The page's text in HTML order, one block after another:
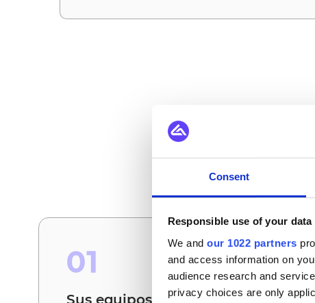
Consent
Responsible use of your data
We and our 1022 partners
and access information on
audience research and
privacy choices are only
Cómo
Estos son los
01